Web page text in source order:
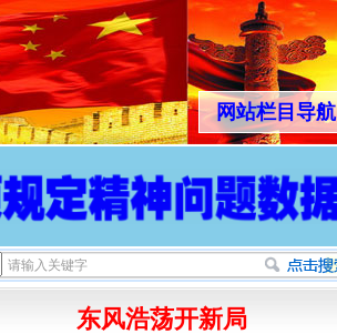
网站栏目导航
东风浩荡开新局
行业协会接连发公告